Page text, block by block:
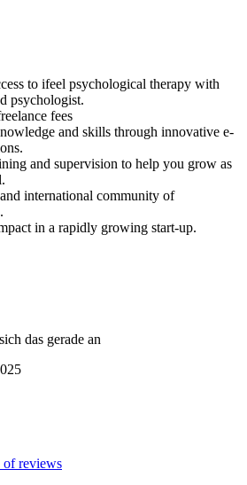
to ifeel psychological therapy with
psychologist.
fees
and skills through innovative e-
and supervision to help you grow as
international community of
in a rapidly growing start-up.
das gerade an
of reviews